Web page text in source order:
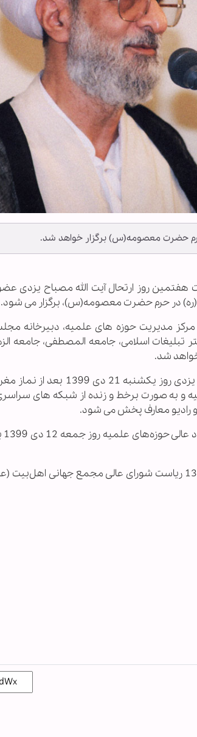
حضرت معصومه(س) برگزار خواهد شد.
هفتمین روز ارتحال آیت الله مصباح یزدی
در حرم حضرت معصومه(س)، برگزار می شود.
مدیریت حوزه های علمیه، دبیرخانه
اسلامی، جامعه المصطفی، جامعه
شد.
مراسم بزرگداشت هفتمین روز ارتحال آیت
و به صورت برخط و زنده از شبکه های
رادیو معارف پخش می شود.
مرحوم آیت الله مصباح یزدی از خرداد 1376 تا آبان 1391 ریاست شورای عالی